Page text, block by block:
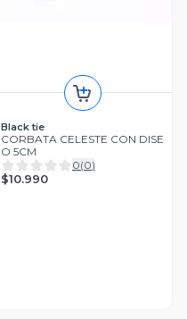
Black tie
CORBATA CELESTE CON DISE
O 5CM
0(0)
$10.990